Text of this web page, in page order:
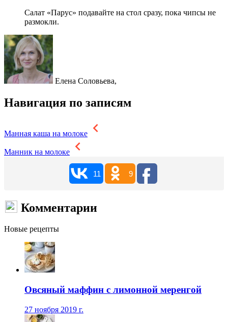
Салат «Парус» подавайте на стол сразу, пока чипсы не
размокли.
Елена Соловьева,
Навигация по записям
Манная каша на молоке
Манник на молоке
11 9
Комментарии
Новые рецепты
Овсяный маффин с лимонной меренгой
27 ноября 2019 г.